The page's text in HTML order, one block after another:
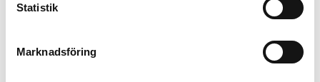
Statistik
Marknadsföring